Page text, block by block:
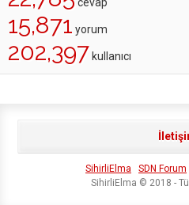
cevap
15,871 yorum
202,397 kullanıcı
SihirliElma SDN Forum
SihirliElma © 2018 -